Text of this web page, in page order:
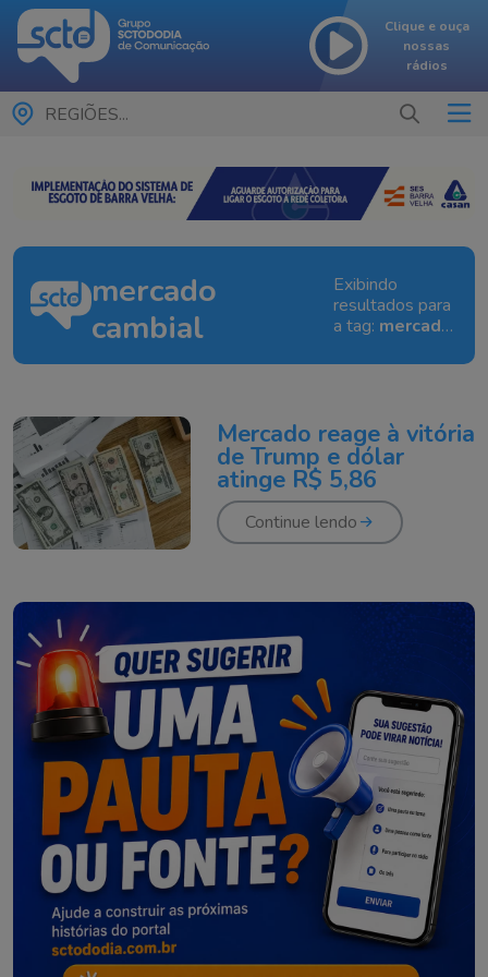
Clique e ouça
nossas
rádios
REGIÕES...
mercado
cambial
Exibindo
resultados para
a tag: mercado
Mercado reage à vitória
de Trump e dólar
atinge R$ 5,86
Continue lendo